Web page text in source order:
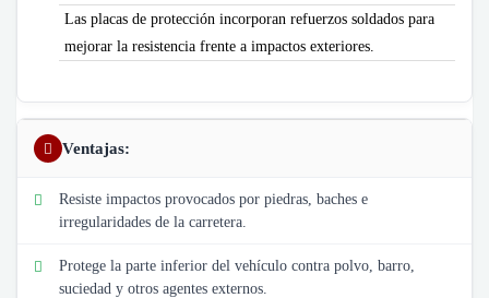
Las placas de protección incorporan refuerzos soldados para
mejorar la resistencia frente a impactos exteriores.
Ventajas:
Resiste impactos provocados por piedras, baches e
irregularidades de la carretera.
Protege la parte inferior del vehículo contra polvo, barro,
suciedad y otros agentes externos.